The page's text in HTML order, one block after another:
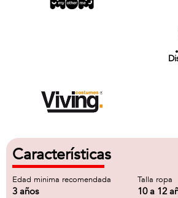
Características
Edad minima recomendada
3 años
Talla ropa
10 a 12